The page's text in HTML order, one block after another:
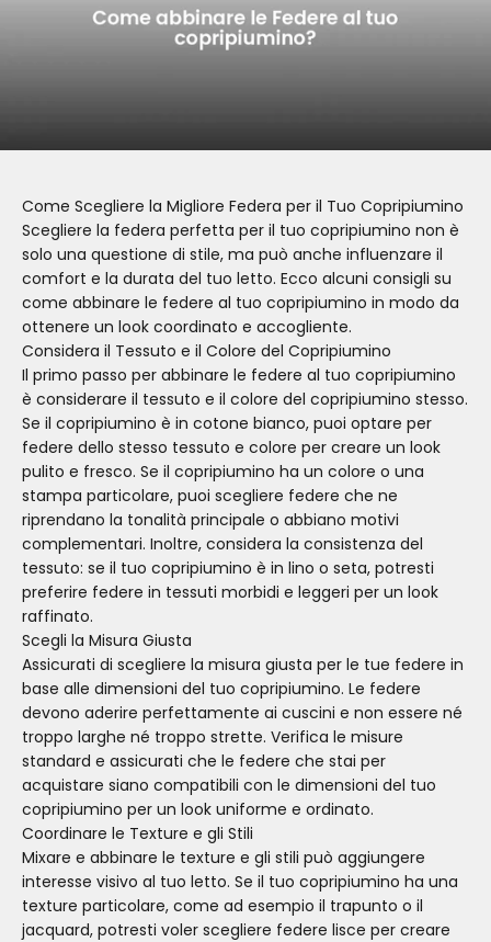
Come Scegliere la Migliore Federa per il Tuo Copripiumino
Scegliere la federa perfetta per il tuo copripiumino non è
solo una questione di stile, ma può anche influenzare il
comfort e la durata del tuo letto. Ecco alcuni consigli su
come abbinare le federe al tuo copripiumino in modo da
ottenere un look coordinato e accogliente.
Considera il Tessuto e il Colore del Copripiumino
Il primo passo per abbinare le federe al tuo copripiumino
è considerare il tessuto e il colore del copripiumino stesso.
Se il copripiumino è in cotone bianco, puoi optare per
federe dello stesso tessuto e colore per creare un look
pulito e fresco. Se il copripiumino ha un colore o una
stampa particolare, puoi scegliere federe che ne
riprendano la tonalità principale o abbiano motivi
complementari. Inoltre, considera la consistenza del
tessuto: se il tuo copripiumino è in lino o seta, potresti
preferire federe in tessuti morbidi e leggeri per un look
raffinato.
Scegli la Misura Giusta
Assicurati di scegliere la misura giusta per le tue federe in
base alle dimensioni del tuo copripiumino. Le federe
devono aderire perfettamente ai cuscini e non essere né
troppo larghe né troppo strette. Verifica le misure
standard e assicurati che le federe che stai per
acquistare siano compatibili con le dimensioni del tuo
copripiumino per un look uniforme e ordinato.
Coordinare le Texture e gli Stili
Mixare e abbinare le texture e gli stili può aggiungere
interesse visivo al tuo letto. Se il tuo copripiumino ha una
texture particolare, come ad esempio il trapunto o il
jacquard, potresti voler scegliere federe lisce per creare